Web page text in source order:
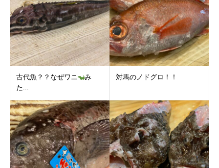
古代魚？？なぜワニ
み
た...
対馬のノドグロ！！